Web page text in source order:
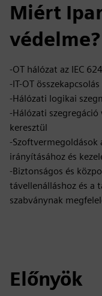
Miért
védelme?
-OT hálózat az IEC
-IT-OT
-Hálózati logikai
-Hálózati
keresztül
-Szoftvermegoldások
irányításához és
-Biztonságos és
távellenálláshoz és a
szabványnak
Előnyök